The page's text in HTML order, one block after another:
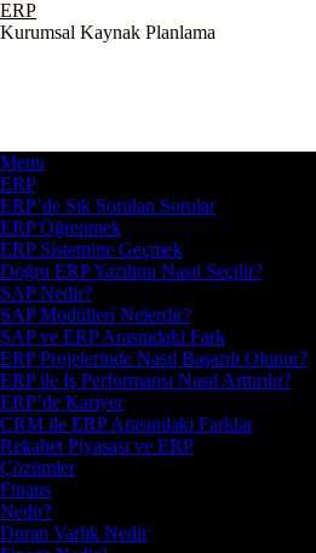
ERP
Kurumsal Kaynak Planlama
Menu
ERP
ERP’de Sık Sorulan Sorular
ERP Öğrenmek
ERP Sistemine Geçmek
Doğru ERP Yazılımı Nasıl Seçilir?
SAP Nedir?
SAP Modülleri Nelerdir?
SAP ve ERP Arasındaki Fark
ERP Projelerinde Nasıl Başarılı Olunur?
ERP ile İş Performansı Nasıl Arttırılır?
ERP’de Kariyer
CRM ile ERP Arasındaki Farklar
Rekabet Piyasası ve ERP
Çözümler
Finans
Nedir?
Duran Varlık Nedir